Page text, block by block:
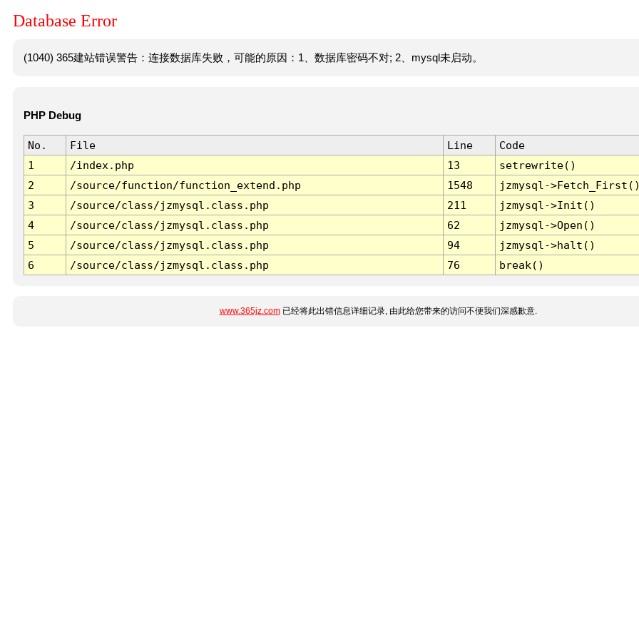
Database Error
(1040) 365建站错误警告：连接数据库失败，可能的原因：1、数据库密码不对; 2、mysql未启动。
PHP Debug
No. File Line
Code
1
/index.php 13
setrewrite()
2
/source/function/function_extend.php 1548
jzmysql-
3
/source/class/jzmysql.class.php 211
jzmysql->Init()
4
/source/class/jzmysql.class.php 62
jzmysql->Open()
5
/source/class/jzmysql.class.php 94
jzmysql->halt()
6
/source/class/jzmysql.class.php 76 break()
www.365jz.com已经将此出错信息详细记录, 由此给您带来的访问不便我们深感歉意.